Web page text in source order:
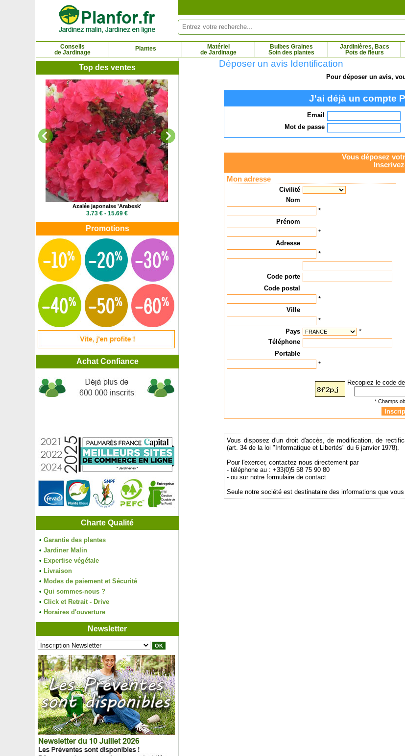
Conseils
de Jardinage
Plantes
Matériel
de Jardinage
Bulbes Graines
Soin des plantes
Jardinières, Bacs
Pots de fleurs
Top des ventes
Azalée japonaise 'Arabesk'
3.73 € - 15.69 €
Azalée japonaise 'Bengal Fire' Azalée japonaise 'Blue Danube'
3.19 € - 15.69 €
Promotions
Achat Confiance
Charte Qualité
• Garantie des plantes
• Jardiner Malin
• Expertise végétale
• Livraison
• Modes de paiement et Sécurité
• Qui sommes-nous ?
• Click et Retrait - Drive
• Horaires d'ouverture
Newsletter
Déposer un avis Identification
Pour déposer un avis,
J'ai déjà un compte
Email
Mot de passe
Vous déposez
Mon adresse
Civilité
Nom
*
Prénom
*
Adresse
*
Code porte
Code postal
*
Ville
*
Pays
*
Téléphone
Portable
*
Recopiez le code
* Champs
Vous disposez d'un droit d'accès, de modification, de
(art. 34 de la loi "Informatique et Libertés" du 6 janvier 1978).
Pour l'exercer, contactez nous directement par
- téléphone au : +33(0)5 58 75 90 80
- ou sur notre formulaire de contact
Seule notre société est destinataire des informations que
Panneau de gestion des cookies